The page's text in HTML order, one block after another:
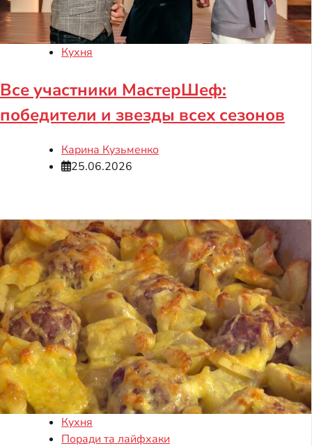
Кухня
Все участники МастерШеф:
победители и звезды всех сезонов
Карина Кузьменко
25.06.2026
Кухня
Поради та лайфхаки